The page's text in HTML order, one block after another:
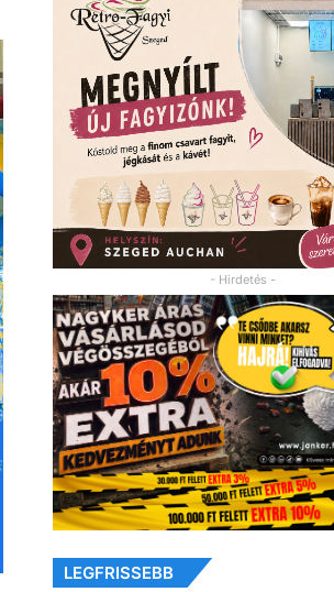
- Hirdetés -
LEGFRISSEBB